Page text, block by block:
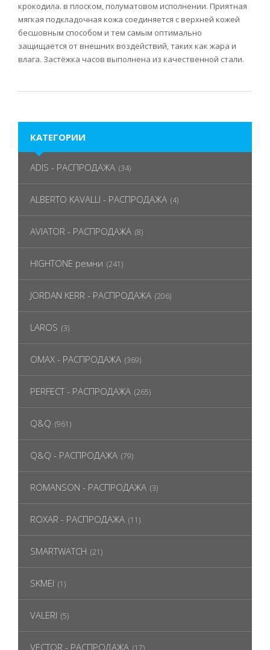
крокодила. в плоском, полуматовом исполнении. Приятная
мягкая подкладочная кожа соединяется с верхней кожей
бесшовным способом и тем самым оптимально
защищается от внешних воздействий, таких как жара и
влага. Застёжка часов выполнена из качественной стали.
КАТЕГОРИИ
ADIS - РАСПРОДАЖА (34)
ALBERTO KAVALLI - РАСПРОДАЖА (4)
AVIATOR - РАСПРОДАЖА (8)
HIGHTONE ремни (241)
JORDAN KERR - РАСПРОДАЖА (206)
LAROS (3)
OMAX - РАСПРОДАЖА (369)
PERFECT - РАСПРОДАЖА (265)
Q&Q (961)
Q&Q - РАСПРОДАЖА (79)
ROMANSON - РАСПРОДАЖА (3)
ROXAR - РАСПРОДАЖА (11)
SMARTWATCH (21)
SKMEI (1)
VALERI (5)
VECTOR - РАСПРОДАЖА (17)